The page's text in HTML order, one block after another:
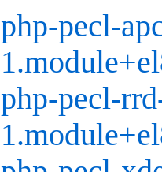
php-pecl-
php-pecl-